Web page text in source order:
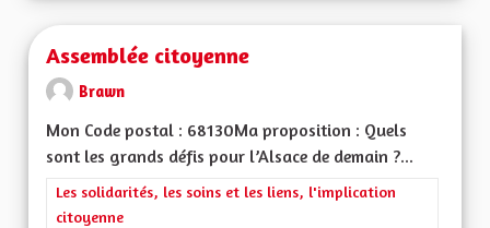
Assemblée citoyenne
Brawn
Mon Code postal : 68130Ma proposition : Quels
sont les grands défis pour l’Alsace de demain ?...
Filtrer les résultats de la catégorie : Les solidarités, les soins
Les solidarités, les soins et les liens, l'implication
citoyenne